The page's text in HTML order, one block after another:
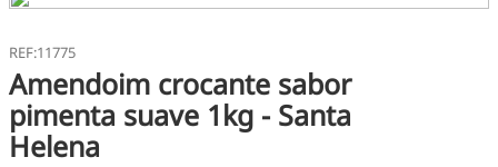
:11775
Amendoim crocante sabor
pimenta suave 1kg - Santa
Helena